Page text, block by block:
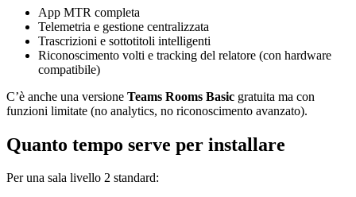
App MTR completa
Telemetria e gestione centralizzata
Trascrizioni e sottotitoli intelligenti
Riconoscimento volti e tracking del relatore (con hardware
compatibile)
C’è anche una versione Teams Rooms Basic gratuita ma con
funzioni limitate (no analytics, no riconoscimento avanzato).
Quanto tempo serve per installare
Per una sala livello 2 standard: